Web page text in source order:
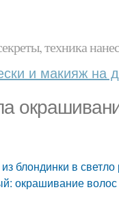
техника
и макияж на
блондинки в светло
окрашивание волос